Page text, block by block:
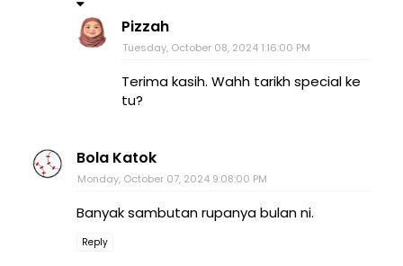
Pizzah
Tuesday, October 08, 2024 1:16:00 PM
Terima kasih. Wahh tarikh special ke
tu?
Bola Katok
Monday, October 07, 2024 9:08:00 PM
Banyak sambutan rupanya bulan ni.
Reply